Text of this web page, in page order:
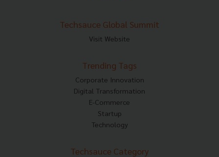
Techsauce Global Summit
Visit Website
Trending Tags
Corporate Innovation
Digital Transformation
E-Commerce
Startup
Technology
Techsauce Category